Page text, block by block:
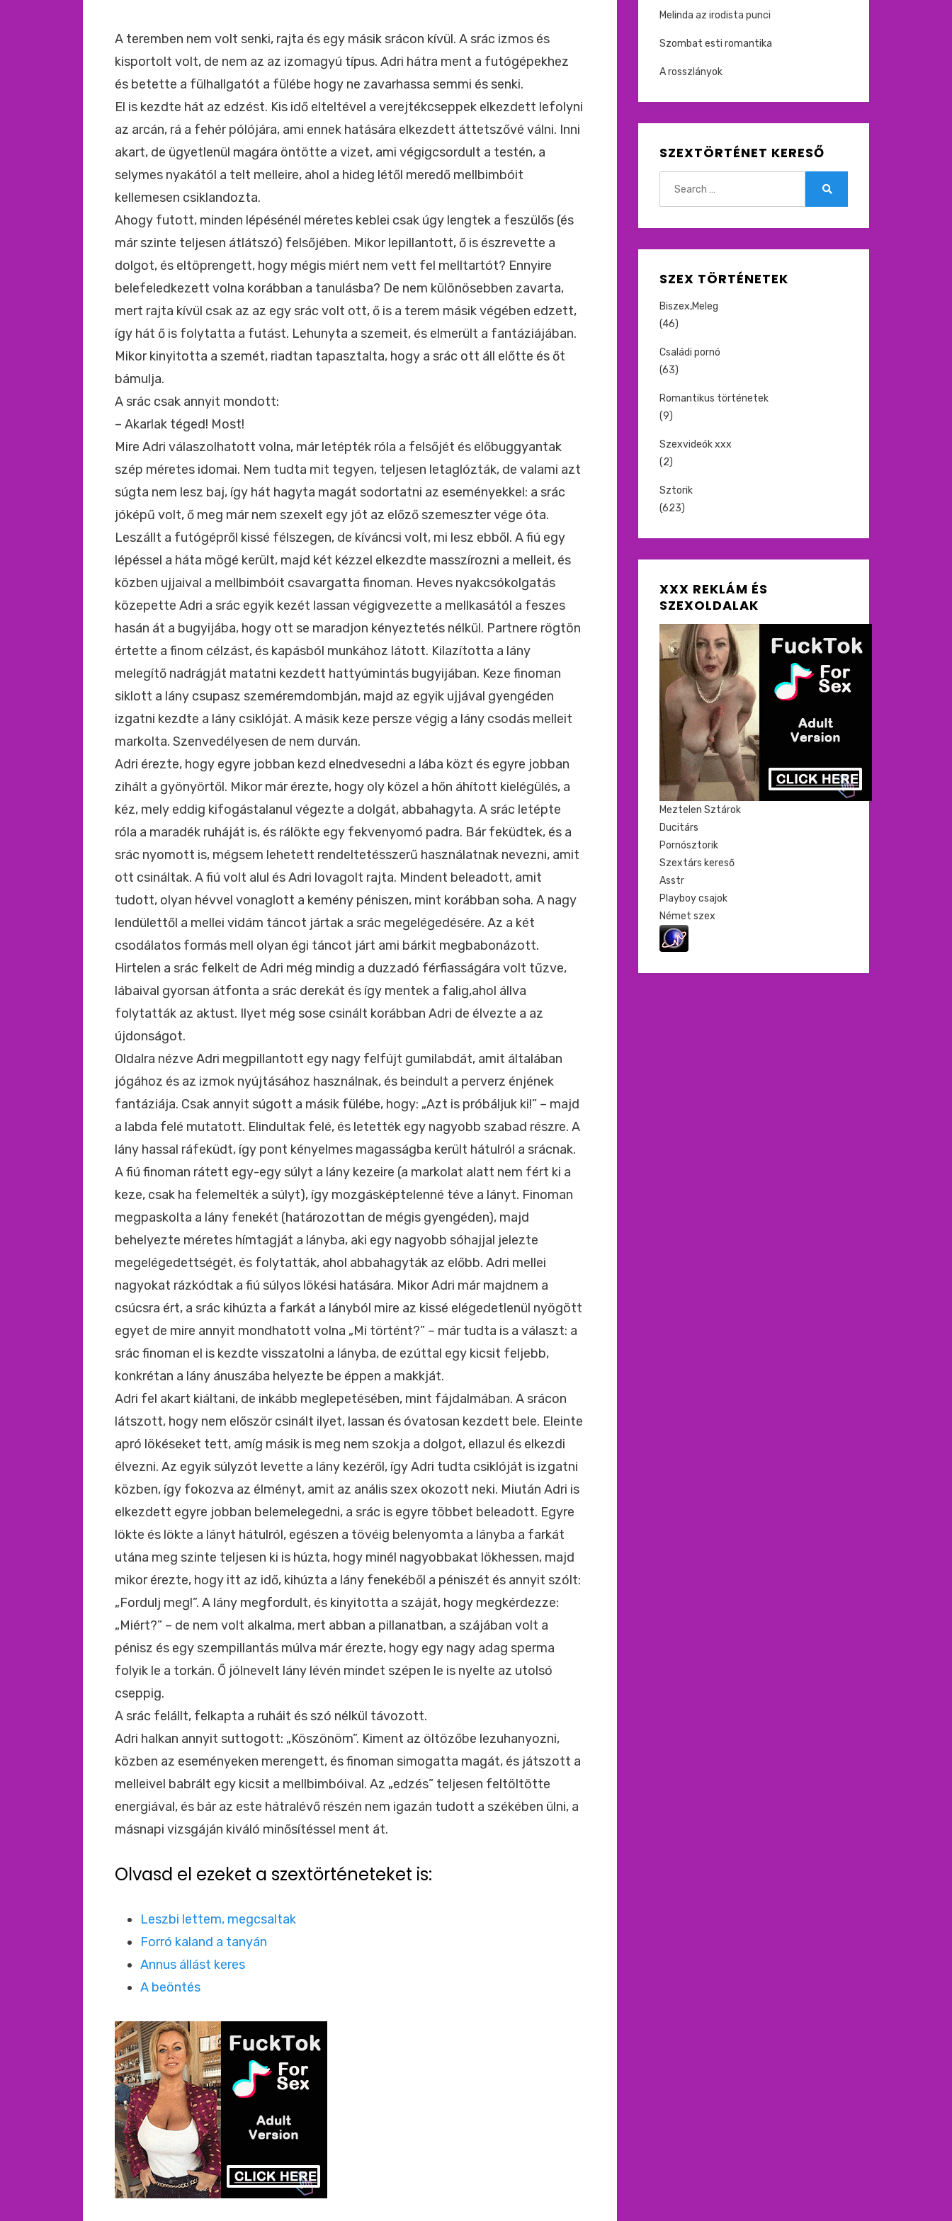
A teremben nem volt senki, rajta és egy másik srácon kívül. A srác izmos és
kisportolt volt, de nem az az izomagyú típus. Adri hátra ment a futógépekhez
és betette a fülhallgatót a fülébe hogy ne zavarhassa semmi és senki.
El is kezdte hát az edzést. Kis idő elteltével a verejtékcseppek elkezdett lefolyni
az arcán, rá a fehér pólójára, ami ennek hatására elkezdett áttetszővé válni. Inni
akart, de ügyetlenül magára öntötte a vizet, ami végigcsordult a testén, a
selymes nyakától a telt melleire, ahol a hideg létől meredő mellbimbóit
kellemesen csiklandozta.
Ahogy futott, minden lépésénél méretes keblei csak úgy lengtek a feszülős (és
már szinte teljesen átlátszó) felsőjében. Mikor lepillantott, ő is észrevette a
dolgot, és eltöprengett, hogy mégis miért nem vett fel melltartót? Ennyire
belefeledkezett volna korábban a tanulásba? De nem különösebben zavarta,
mert rajta kívül csak az az egy srác volt ott, ő is a terem másik végében edzett,
így hát ő is folytatta a futást. Lehunyta a szemeit, és elmerült a fantáziájában.
Mikor kinyitotta a szemét, riadtan tapasztalta, hogy a srác ott áll előtte és őt
bámulja.
A srác csak annyit mondott:
– Akarlak téged! Most!
Mire Adri válaszolhatott volna, már letépték róla a felsőjét és előbuggyantak
szép méretes idomai. Nem tudta mit tegyen, teljesen letaglózták, de valami azt
súgta nem lesz baj, így hát hagyta magát sodortatni az eseményekkel: a srác
jóképű volt, ő meg már nem szexelt egy jót az előző szemeszter vége óta.
Leszállt a futógépről kissé félszegen, de kíváncsi volt, mi lesz ebből. A fiú egy
lépéssel a háta mögé került, majd két kézzel elkezdte masszírozni a melleit, és
közben ujjaival a mellbimbóit csavargatta finoman. Heves nyakcsókolgatás
közepette Adri a srác egyik kezét lassan végigvezette a mellkasától a feszes
hasán át a bugyijába, hogy ott se maradjon kényeztetés nélkül. Partnere rögtön
értette a finom célzást, és kapásból munkához látott. Kilazította a lány
melegítő nadrágját matatni kezdett hattyúmintás bugyijában. Keze finoman
siklott a lány csupasz szeméremdombján, majd az egyik ujjával gyengéden
izgatni kezdte a lány csiklóját. A másik keze persze végig a lány csodás melleit
markolta. Szenvedélyesen de nem durván.
Adri érezte, hogy egyre jobban kezd elnedvesedni a lába közt és egyre jobban
zihált a gyönyörtől. Mikor már érezte, hogy oly közel a hőn áhított kielégülés, a
kéz, mely eddig kifogástalanul végezte a dolgát, abbahagyta. A srác letépte
róla a maradék ruháját is, és rálökte egy fekvenyomó padra. Bár feküdtek, és a
srác nyomott is, mégsem lehetett rendeltetésszerű használatnak nevezni, amit
ott csináltak. A fiú volt alul és Adri lovagolt rajta. Mindent beleadott, amit
tudott, olyan hévvel vonaglott a kemény péniszen, mint korábban soha. A nagy
lendülettől a mellei vidám táncot jártak a srác megelégedésére. Az a két
csodálatos formás mell olyan égi táncot járt ami bárkit megbabonázott.
Hirtelen a srác felkelt de Adri még mindig a duzzadó férfiasságára volt tűzve,
lábaival gyorsan átfonta a srác derekát és így mentek a falig,ahol állva
folytatták az aktust. Ilyet még sose csinált korábban Adri de élvezte a az
újdonságot.
Oldalra nézve Adri megpillantott egy nagy felfújt gumilabdát, amit általában
jógához és az izmok nyújtásához használnak, és beindult a perverz énjének
fantáziája. Csak annyit súgott a másik fülébe, hogy: „Azt is próbáljuk ki!” – majd
a labda felé mutatott. Elindultak felé, és letették egy nagyobb szabad részre. A
lány hassal ráfeküdt, így pont kényelmes magasságba került hátulról a srácnak.
A fiú finoman rátett egy-egy súlyt a lány kezeire (a markolat alatt nem fért ki a
keze, csak ha felemelték a súlyt), így mozgásképtelenné téve a lányt. Finoman
megpaskolta a lány fenekét (határozottan de mégis gyengéden), majd
behelyezte méretes hímtagját a lányba, aki egy nagyobb sóhajjal jelezte
megelégedettségét, és folytatták, ahol abbahagyták az előbb. Adri mellei
nagyokat rázkódtak a fiú súlyos lökési hatására. Mikor Adri már majdnem a
csúcsra ért, a srác kihúzta a farkát a lányból mire az kissé elégedetlenül nyögött
egyet de mire annyit mondhatott volna „Mi történt?” – már tudta is a választ: a
srác finoman el is kezdte visszatolni a lányba, de ezúttal egy kicsit feljebb,
konkrétan a lány ánuszába helyezte be éppen a makkját.
Adri fel akart kiáltani, de inkább meglepetésében, mint fájdalmában. A srácon
látszott, hogy nem először csinált ilyet, lassan és óvatosan kezdett bele. Eleinte
apró lökéseket tett, amíg másik is meg nem szokja a dolgot, ellazul és elkezdi
élvezni. Az egyik súlyzót levette a lány kezéről, így Adri tudta csiklóját is izgatni
közben, így fokozva az élményt, amit az anális szex okozott neki. Miután Adri is
elkezdett egyre jobban belemelegedni, a srác is egyre többet beleadott. Egyre
lökte és lökte a lányt hátulról, egészen a tövéig belenyomta a lányba a farkát
utána meg szinte teljesen ki is húzta, hogy minél nagyobbakat lökhessen, majd
mikor érezte, hogy itt az idő, kihúzta a lány fenekéből a péniszét és annyit szólt:
„Fordulj meg!”. A lány megfordult, és kinyitotta a száját, hogy megkérdezze:
„Miért?” – de nem volt alkalma, mert abban a pillanatban, a szájában volt a
pénisz és egy szempillantás múlva már érezte, hogy egy nagy adag sperma
folyik le a torkán. Ő jólnevelt lány lévén mindet szépen le is nyelte az utolsó
cseppig.
A srác felállt, felkapta a ruháit és szó nélkül távozott.
Adri halkan annyit suttogott: „Köszönöm”. Kiment az öltözőbe lezuhanyozni,
közben az eseményeken merengett, és finoman simogatta magát, és játszott a
melleivel babrált egy kicsit a mellbimbóival. Az „edzés” teljesen feltöltötte
energiával, és bár az este hátralévő részén nem igazán tudott a székében ülni, a
másnapi vizsgáján kiváló minősítéssel ment át.
Olvasd el ezeket a szextörténeteket is:
Leszbi lettem, megcsaltak
Forró kaland a tanyán
Annus állást keres
A beöntés
Melinda az irodista punci
Szombat esti romantika
A rosszlányok
SZEXTÖRTÉNET KERESŐ
SZEX TÖRTÉNETEK
Biszex,Meleg
(46)
Családi pornó
(63)
Romantikus történetek
(9)
Szexvideók xxx
(2)
Sztorik
(623)
XXX REKLÁM ÉS
SZEXOLDALAK
Meztelen Sztárok
Ducitárs
Pornósztorik
Szextárs kereső
Asstr
Playboy csajok
Német szex